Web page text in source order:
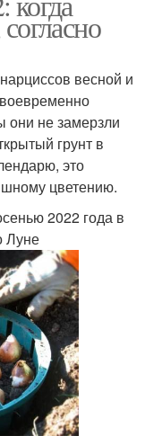
весной и
они не замерзли
грунт в
это
цветению.
2022 года в
Луне